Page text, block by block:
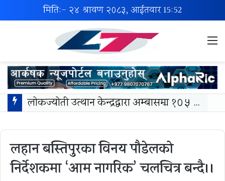
मिति:- २४ श्रावण २०८३, आईतवार15:52
लोकज्योती उत्थान केन्द्रद्वारा अम्बासमा १०५ विपन्न विद्यार्थीलाई शैक्षिक तथा खेलकुद सामग्री वितरण
लहान बस्तिपुरका विनय पाैडेलकाे
निर्देशकमा ‘आम नागरिक’ चलचित्र बन्दै।।